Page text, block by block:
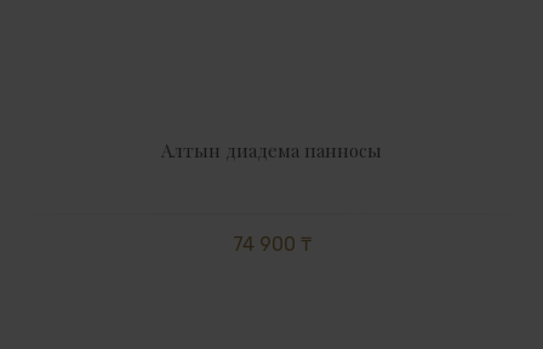
Алтын диадема панносы
74 900 ₸